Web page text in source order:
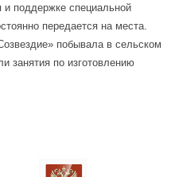
и поддержке специальной
передается на места.
побывала в сельском
занятия по изготовлению